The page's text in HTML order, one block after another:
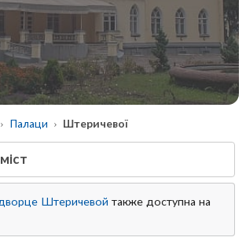
Палаци Штеричевої
Штеричевой также доступна на